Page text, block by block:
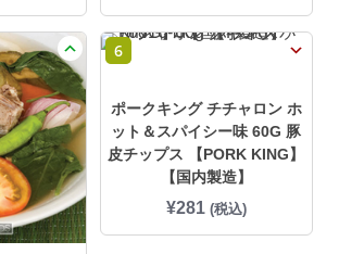
6
ポークキング チチャロン ホ
ット＆スパイシー味 60G 豚
皮チップス 【PORK KING】
【国内製造】
¥281 (税込)